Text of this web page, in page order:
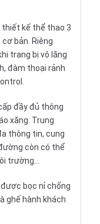
thiết kế thể thao 3
bản. Riêng
trang bị vô lăng
đàm thoại rảnh
đầy đủ thông
xăng. Trung
thông tin, cung
còn có thể
trường…
bọc nỉ chống
ghế hành khách